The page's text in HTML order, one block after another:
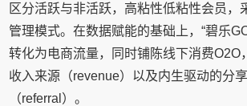
区分活跃与非活跃，高粘性低粘性会员，
管理模式。在数据赋能的基础上，“碧乐
转化为电商流量，同时铺陈线下消费O2O
收入来源（revenue）以及内生驱动的分
（referral）。